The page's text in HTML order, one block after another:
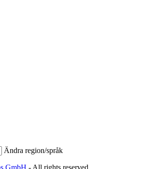
Ändra region/språk
GmbH - All rights reserved.